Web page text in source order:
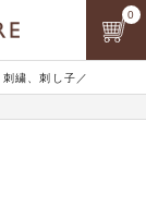
繍、刺し子／
0